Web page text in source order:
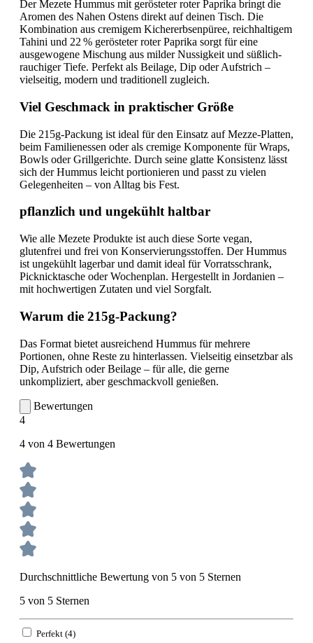
Der Mezete Hummus mit gerösteter roter Paprika bringt die
Aromen des Nahen Ostens direkt auf deinen Tisch. Die
Kombination aus cremigem Kichererbsenpüree, reichhaltigem
Tahini und 22 % gerösteter roter Paprika sorgt für eine
ausgewogene Mischung aus milder Nussigkeit und süßlich-
rauchiger Tiefe. Perfekt als Beilage, Dip oder Aufstrich –
vielseitig, modern und traditionell zugleich.
Viel Geschmack in praktischer Größe
Die 215g-Packung ist ideal für den Einsatz auf Mezze-Platten,
beim Familienessen oder als cremige Komponente für Wraps,
Bowls oder Grillgerichte. Durch seine glatte Konsistenz lässt
sich der Hummus leicht portionieren und passt zu vielen
Gelegenheiten – von Alltag bis Fest.
pflanzlich und ungekühlt haltbar
Wie alle Mezete Produkte ist auch diese Sorte vegan,
glutenfrei und frei von Konservierungsstoffen. Der Hummus
ist ungekühlt lagerbar und damit ideal für Vorratsschrank,
Picknicktasche oder Wochenplan. Hergestellt in Jordanien –
mit hochwertigen Zutaten und viel Sorgfalt.
Warum die 215g-Packung?
Das Format bietet ausreichend Hummus für mehrere
Portionen, ohne Reste zu hinterlassen. Vielseitig einsetzbar als
Dip, Aufstrich oder Beilage – für alle, die gerne
unkompliziert, aber geschmackvoll genießen.
Bewertungen
4
4 von 4 Bewertungen
Durchschnittliche Bewertung von 5 von 5 Sternen
5 von 5 Sternen
Perfekt (4)